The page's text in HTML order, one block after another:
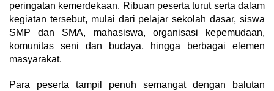
peringatan kemerdekaan. Ribuan peserta turut serta dalam
kegiatan tersebut, mulai dari pelajar sekolah dasar, siswa
SMP dan SMA, mahasiswa, organisasi kepemudaan,
komunitas seni dan budaya, hingga berbagai elemen
masyarakat.
Para peserta tampil penuh semangat dengan balutan